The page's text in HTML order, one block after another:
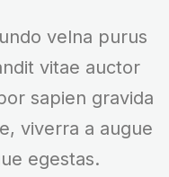
velna purus
vitae auctor
sapien gravida
viverra a augue
egestas.